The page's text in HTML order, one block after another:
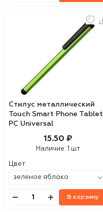
Стилус металлический
Touch Smart Phone Tablet
PC Universal
15.50 ₽
Наличие: 1 шт
Цвет
В корзину